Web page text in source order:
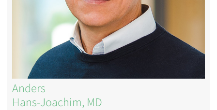
Anders
Hans-Joachim, MD